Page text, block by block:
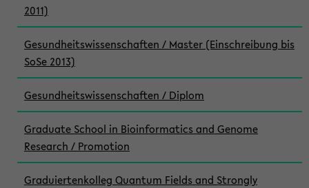
2011)
Gesundheitswissenschaften / Master (Einschreibung bis
SoSe 2013)
Gesundheitswissenschaften / Diplom
Graduate School in Bioinformatics and Genome
Research / Promotion
Graduiertenkolleg Quantum Fields and Strongly